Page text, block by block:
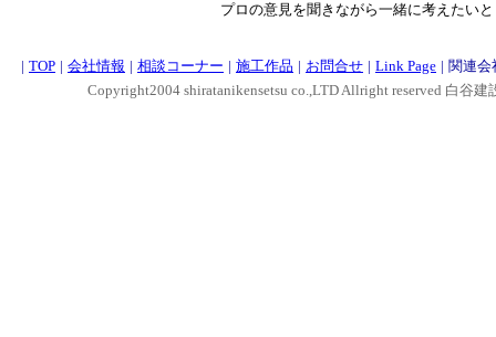
| TOP | 会社情報 | 相談コーナー | 施工作品 | お問合せ | Link Page | 関連会
Copyright2004 shiratanikensetsu co.,LTD Allright reserved 白谷建
プロの意見を聞きながら一緒に考えたい